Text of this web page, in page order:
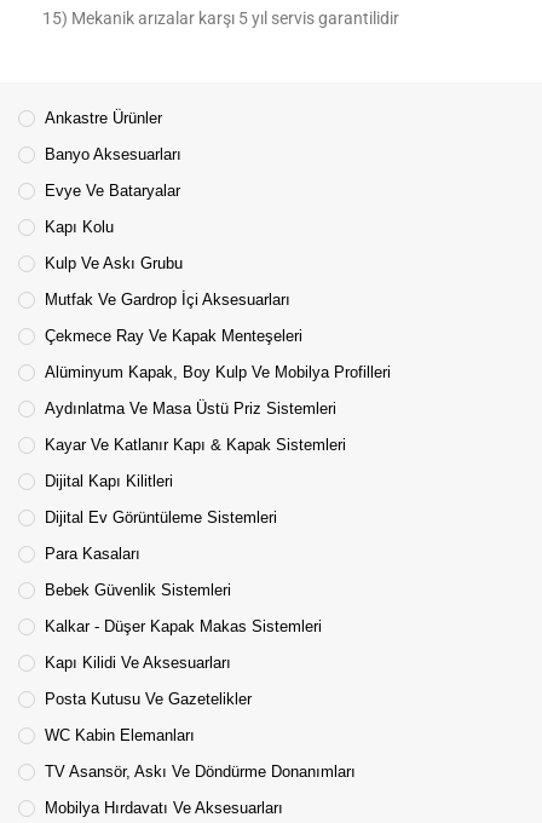
Ankastre Ürünler
Banyo Aksesuarları
Evye Ve Bataryalar
Kapı Kolu
Kulp Ve Askı Grubu
Mutfak Ve Gardrop İçi Aksesuarları
Çekmece Ray Ve Kapak Menteşeleri
Alüminyum Kapak, Boy Kulp Ve Mobilya Profilleri
Aydınlatma Ve Masa Üstü Priz Sistemleri
Kayar Ve Katlanır Kapı & Kapak Sistemleri
Dijital Kapı Kilitleri
Dijital Ev Görüntüleme Sistemleri
Para Kasaları
Bebek Güvenlik Sistemleri
Kalkar - Düşer Kapak Makas Sistemleri
Kapı Kilidi Ve Aksesuarları
Posta Kutusu Ve Gazetelikler
WC Kabin Elemanları
TV Asansör, Askı Ve Döndürme Donanımları
Mobilya Hırdavatı Ve Aksesuarları
15) Mekanik arızalar karşı 5 yıl servis garantilidir